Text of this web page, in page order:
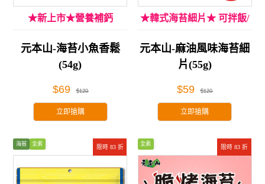
★新上市★營養補鈣
元本山-海苔小魚香鬆
(54g)
$69 $120
立即搶購
★韓式海苔細片★ 可拌飯/
入菜！
元本山-麻油風味海苔細
片(55g)
$59 $120
立即搶購
限時 83 折
海苔 全素
限時 83 折
全素